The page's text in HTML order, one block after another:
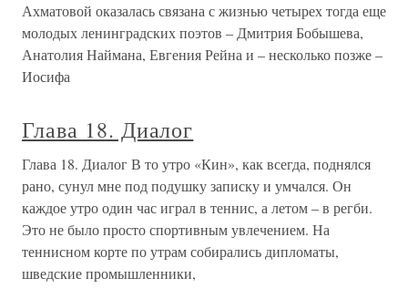
Ахматовой оказалась связана с жизнью четырех тогда еще
молодых ленинградских поэтов – Дмитрия Бобышева,
Анатолия Наймана, Евгения Рейна и – несколько позже –
Иосифа
Глава 18. Диалог
Глава 18. Диалог В то утро «Кин», как всегда, поднялся
рано, сунул мне под подушку записку и умчался. Он
каждое утро один час играл в теннис, а летом – в регби.
Это не было просто спортивным увлечением. На
теннисном корте по утрам собирались дипломаты,
шведские промышленники,